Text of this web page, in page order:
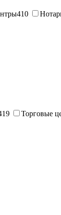
410
Торговые